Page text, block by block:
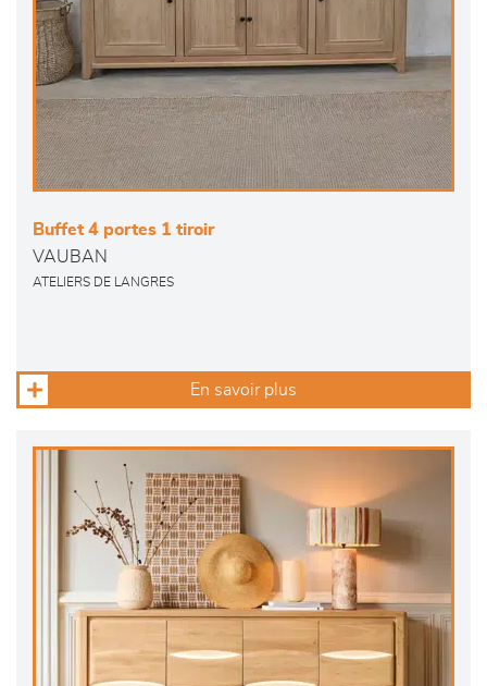
Buffet 4 portes 1 tiroir
VAUBAN
ATELIERS DE LANGRES
En savoir plus